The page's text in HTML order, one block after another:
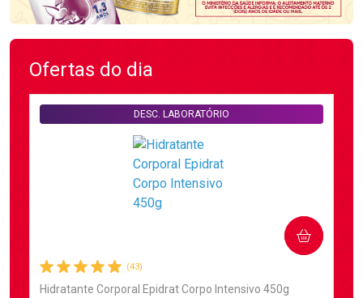
Ofertas do dia
(43)
Hidratante Corporal Epidrat Corpo Intensivo 450g
DESC. LABORATÓRIO
COMPRAR